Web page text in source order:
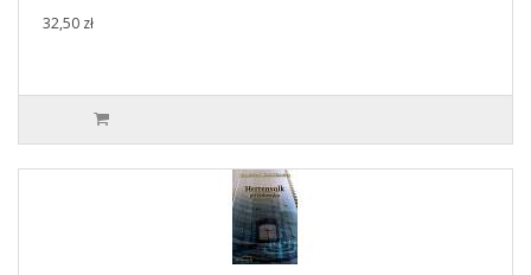
32,50 zł